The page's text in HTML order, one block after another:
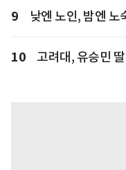
9 낮엔 노인, 밤엔
10 고려대, 유승민